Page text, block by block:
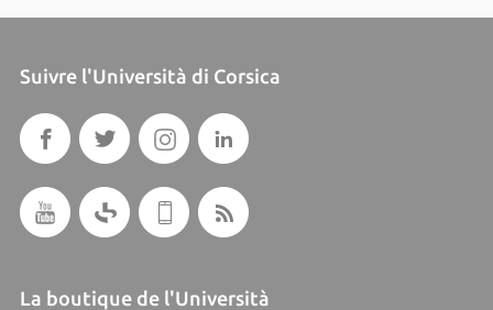
Suivre l'Università di Corsica
La boutique de l'Università